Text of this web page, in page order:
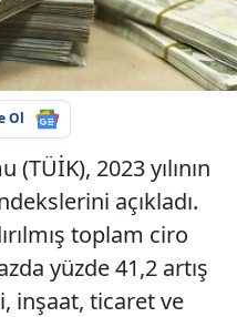
Ol
2023 yılının
açıkladı.
toplam ciro
yüzde 41,2 artış
inşaat, ticaret ve